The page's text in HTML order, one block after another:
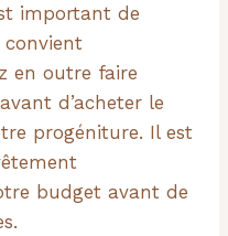
important de
en outre faire
d’acheter le
progéniture. Il est
budget avant de